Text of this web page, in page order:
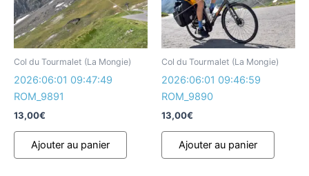
Col du Tourmalet (La Mongie)
2026:06:01 09:47:49
ROM_9891
13,00€
Ajouter au panier
Col du Tourmalet (La Mongie)
2026:06:01 09:46:59
ROM_9890
13,00€
Ajouter au panier